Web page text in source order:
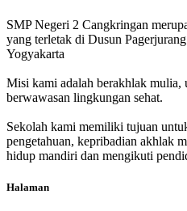
SMP Negeri 2 Cangkringan
yang terletak di Dusun
Yogyakarta
Misi kami adalah berakhlak mulia,
berwawasan lingkungan sehat.
Sekolah kami memiliki tujuan
pengetahuan, kepribadian akhlak
hidup mandiri dan mengikuti
Halaman